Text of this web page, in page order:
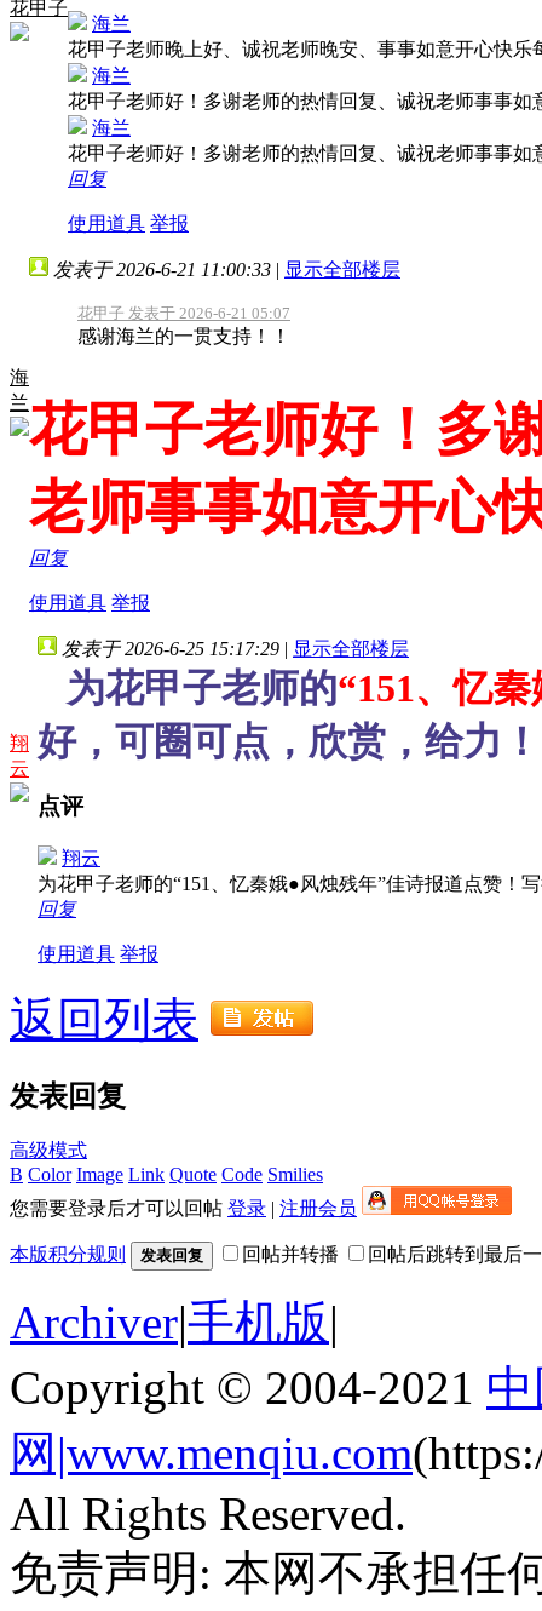
花甲子
海兰
花甲子老师晚上好、诚祝老师晚安、事事如意开心快
海兰
花甲子老师好！多谢老师的热情回复、诚祝老师事事
海兰
花甲子老师好！多谢老师的热情回复、诚祝老师事事
回复
使用道具 举报
海
兰
发表于 2026-6-21 11:00:33 | 显示全部楼层
花甲子 发表于 2026-6-21 05:07
感谢海兰的一贯支持！！
花甲子老师好！多
老师事事如意开心
回复
使用道具 举报
翔
云
发表于 2026-6-25 15:17:29 | 显示全部楼层
为花甲子老师的“151、忆
好，可圈可点，欣赏，给力！
点评
翔云
为花甲子老师的“151、忆秦娥●风烛残年”佳诗报道点赞！
回复
使用道具 举报
返回列表
发表回复
高级模式
B Color Image Link Quote Code Smilies
您需要登录后才可以回帖 登录 | 注册会员
本版积分规则 发表回复 回帖并转播 回帖后跳转到最后
Archiver|手机版|
Copyright © 2004-2021
网|www.menqiu.com
All Rights Reserved.
免责声明: 本网不承担任